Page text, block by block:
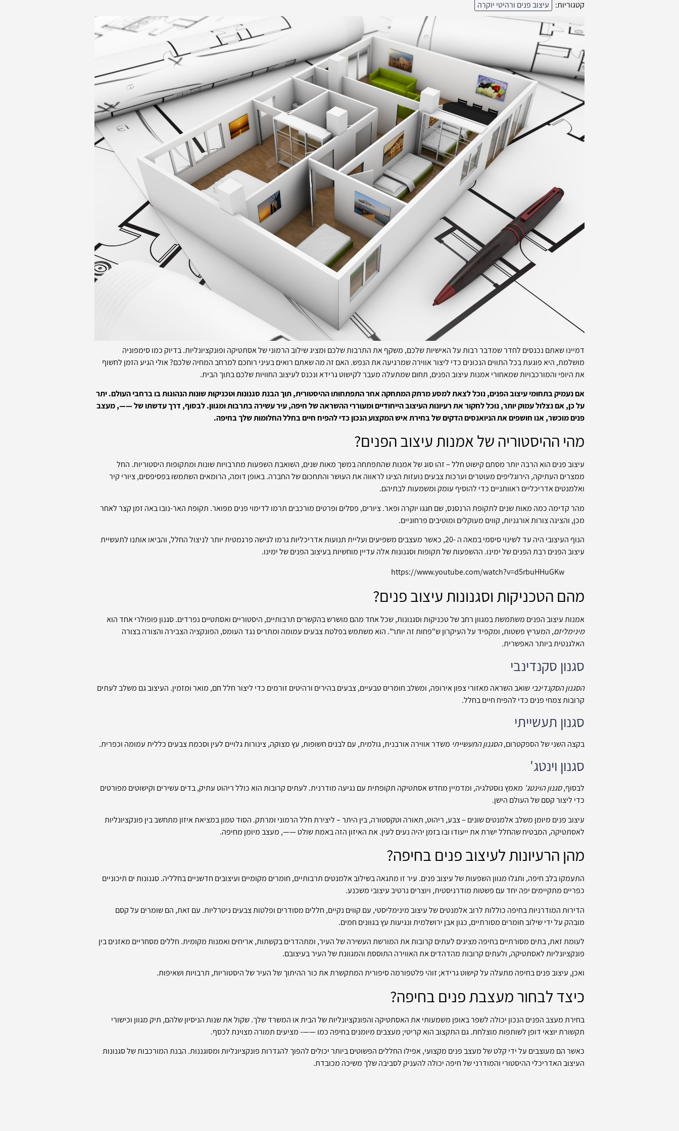
קטגוריות: עיצוב פנים ורהיטי יוקרה
דמיינו שאתם נכנסים לחדר שמדבר רבות על האישיות שלכם, משקף את התרבות שלכם ומציג שילוב הרמוני של אסתטיקה ופונקציונליות. בדיוק כמו סימפוניה
מושלמת, היא פוגעת בכל התווים הנכונים כדי ליצור אווירה שמרגיעה את הנפש. האם זה מה שאתם רואים בעיני רוחכם למרחב המחיה שלכם? אולי הגיע הזמן לחשוף
את היופי והמורכבויות שמאחורי אמנות עיצוב הפנים, תחום שמתעלה מעבר לקישוט גרידא ונכנס לעיצוב החוויות שלכם בתוך הבית.
אם נעמיק בתחומי עיצוב הפנים, נוכל לצאת למסע מרתק המתחקה אחר התפתחותו ההיסטורית, תוך הבנת סגנונות וטכניקות שונות הנהוגות בו ברחבי העולם. יתר
על כן, אם נצלול עמוק יותר, נוכל לחקור את רעיונות העיצוב הייחודיים ומעוררי ההשראה של חיפה, עיר עשירה בתרבות ומגוון. לבסוף, דרך עדשתו של ——, מעצב
פנים מוכשר, אנו חושפים את הניואנסים הדקים של בחירת איש המקצוע הנכון כדי להפיח חיים בחלל החלומות שלך בחיפה.
מהי ההיסטוריה של אמנות עיצוב הפנים?
עיצוב פנים הוא הרבה יותר מסתם קישוט חלל – זהו סוג של אמנות שהתפתחה במשך מאות שנים, השואבת השפעות מתרבויות שונות ומתקופות היסטוריות. החל
ממצרים העתיקה, הירוגליפים מעוטרים וערכות צבעים נועזות הציגו לראווה את העושר והתחכום של החברה. באופן דומה, הרומאים השתמשו בפסיפסים, ציורי קיר
ואלמנטים אדריכליים ראוותניים כדי להוסיף עומק ומשמעות לבתיהם.
מהר קדימה כמה מאות שנים לתקופת הרנסנס, שם חגגו יוקרה ופאר. ציורים, פסלים ופרטים מורכבים תרמו לדימוי פנים מפואר. תקופת האר-נובו באה זמן קצר לאחר
מכן, והציגה צורות אורגניות, קווים מעוקלים ומוטיבים פרחוניים.
הנוף העיצובי היה עד לשינוי סיסמי במאה ה -20, כאשר מעצבים משפיעים ועליית תנועות אדריכליות גרמו לגישה פרגמטית יותר לניצול החלל, והביאו אותנו לתעשיית
עיצוב הפנים רבת הפנים של ימינו. ההשפעות של תקופות וסגנונות אלה עדיין מוחשיות בעיצוב הפנים של ימינו.
https://www.youtube.com/watch?v=d5rbuHHuGKw
מהם הטכניקות וסגנונות עיצוב פנים?
אמנות עיצוב הפנים משתמשת במגוון רחב של טכניקות וסגנונות, שכל אחד מהם מושרש בהקשרים תרבותיים, היסטוריים ואסתטיים נפרדים. סגנון פופולרי אחד הוא
מינימליזם, המעריץ פשטות, ומקפיד על העיקרון ש"פחות זה יותר". הוא משתמש בפלטת צבעים עמומה ומתריס נגד העומס, הפונקציה הצבירה והצורה בצורה
האלגנטית ביותר האפשרית.
סגנון סקנדינבי
הסגנון הסקנדינבי שואב השראה מאזורי צפון אירופה, ומשלב חומרים טבעיים, צבעים בהירים ורהיטים זורמים כדי ליצור חלל חם, מואר ומזמין. העיצוב גם משלב לעתים
קרובות צמחי פנים כדי להפיח חיים בחלל.
סגנון תעשייתי
בקצה השני של הספקטרום,הסגנון התעשייתי משדר אווירה אורבנית, גולמית, עם לבנים חשופות, עץ מצוקה, צינורות גלויים לעין וסכמת צבעים כללית עמומה וכפרית.
סגנון וינטג'
לבסוף,סגנון הוינטג' מאמץ נוסטלגיה, ומדמיין מחדש אסתטיקה תקופתית עם נגיעה מודרנית. לעתים קרובות הוא כולל ריהוט עתיק, בדים עשירים וקישוטים מפורטים
כדי ליצור קסם של העולם הישן.
עיצוב פנים מיומן משלב אלמנטים שונים – צבע, ריהוט, תאורה וטקסטורה, בין היתר – ליצירת חלל הרמוני ומרתק. הסוד טמון במציאת איזון מתחשב בין פונקציונליות
לאסתטיקה, המבטיח שהחלל ישרת את ייעודו ובו בזמן יהיה נעים לעין. את האיזון הזה באמת שולט ——, מעצב מיומן מחיפה.
מהן הרעיונות לעיצוב פנים בחיפה?
התעמקו בלב חיפה, ותגלו מגוון השפעות של עיצוב פנים. עיר זו מתגאה בשילוב אלמנטים תרבותיים, חומרים מקומיים ועיצובים חדשניים בחלליה. סגנונות ים תיכוניים
כפריים מתקיימים יפה יחד עם פשטות מודרניסטית, ויוצרים נרטיב עיצובי משכנע.
הדירות המודרניות בחיפה כוללות לרוב אלמנטים של עיצוב מינימליסטי, עם קווים נקיים, חללים מסודרים ופלטות צבעים ניטרליות. עם זאת, הם שומרים על קסם
מובהק על ידי שילוב חומרים מסורתיים, כגון אבן ירושלמית ונגיעות עץ בגוונים חמים.
לעומת זאת, בתים מסורתיים בחיפה מציגים לעתים קרובות את המורשת העשירה של העיר, ומתהדרים בקשתות, אריחים ואמנות מקומית. חללים מסחריים מאזנים בין
פונקציונליות לאסתטיקה, ולעתים קרובות מהדהדים את האווירה התוססת והמגוונת של העיר בעיצובם.
ואכן, עיצוב פנים בחיפה מתעלה על קישוט גרידא; זוהי פלטפורמה סיפורית המתקשרת את כור ההיתוך של העיר של היסטוריות, תרבויות ושאיפות.
כיצד לבחור מעצבת פנים בחיפה?
בחירת מעצב הפנים הנכון יכולה לשפר באופן משמעותי את האסתטיקה והפונקציונליות של הבית או המשרד שלך. שקול את שנות הניסיון שלהם, תיק מגוון וכישורי
תקשורת יוצאי דופן לשותפות מוצלחת. גם התקצוב הוא קריטי; מעצבים מיומנים בחיפה כמו ——- מציעים תמורה מצוינת לכסף.
כאשר הם מעוצבים על ידי קלט של מעצב פנים מקצועי, אפילו החללים הפשוטים ביותר יכולים להפוך להגדרות פונקציונליות ומסוגננות. הבנת המורכבות של סגנונות
העיצוב האדריכלי ההיסטורי והמודרני של חיפה יכולה להעניק לסביבה שלך משיכה מכובדת.